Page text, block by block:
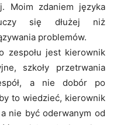
Moim zdaniem języka
uczy się dłużej niż
problemów.
zespołu jest kierownik
szkoły przetrwania
a nie dobór po
to wiedzieć, kierownik
nie być oderwanym od